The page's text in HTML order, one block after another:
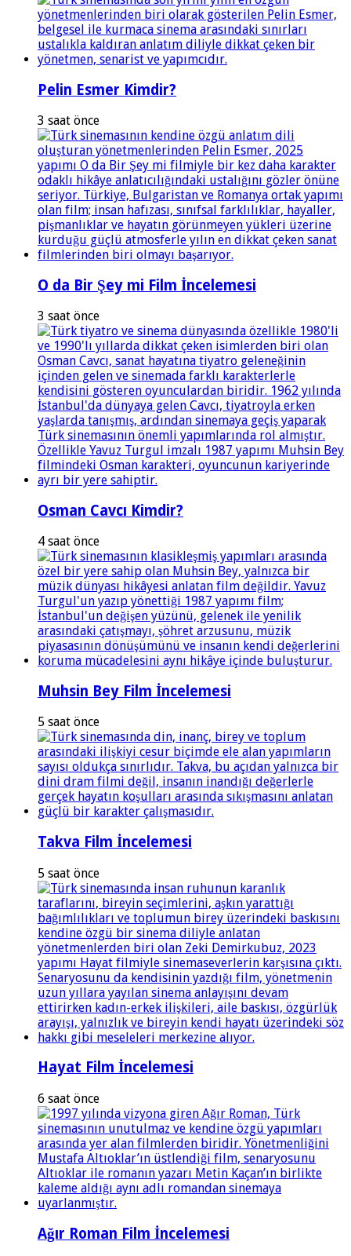
Pelin Esmer Kimdir?
3 saat önce
O da Bir Şey mi Film İncelemesi
3 saat önce
Osman Cavcı Kimdir?
4 saat önce
Muhsin Bey Film İncelemesi
5 saat önce
Takva Film İncelemesi
5 saat önce
Hayat Film İncelemesi
6 saat önce
Ağır Roman Film İncelemesi